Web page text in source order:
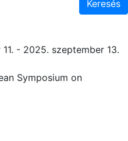
Keresés
- 2025. szeptember 13.
Symposium on